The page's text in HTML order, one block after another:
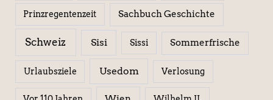
Prinzregentenzeit Sachbuch Geschichte
Schweiz Sisi Sissi Sommerfrische
Urlaubsziele Usedom Verlosung